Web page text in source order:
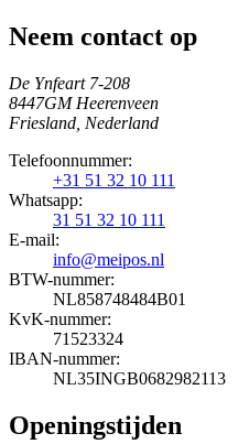
Neem contact op
De Ynfeart 7-208
8447GM Heerenveen
Friesland, Nederland
Telefoonnummer:
+31 51 32 10 111
Whatsapp:
31 51 32 10 111
E-mail:
info@meipos.nl
BTW-nummer:
NL858748484B01
KvK-nummer:
71523324
IBAN-nummer:
NL35INGB0682982113
Openingstijden